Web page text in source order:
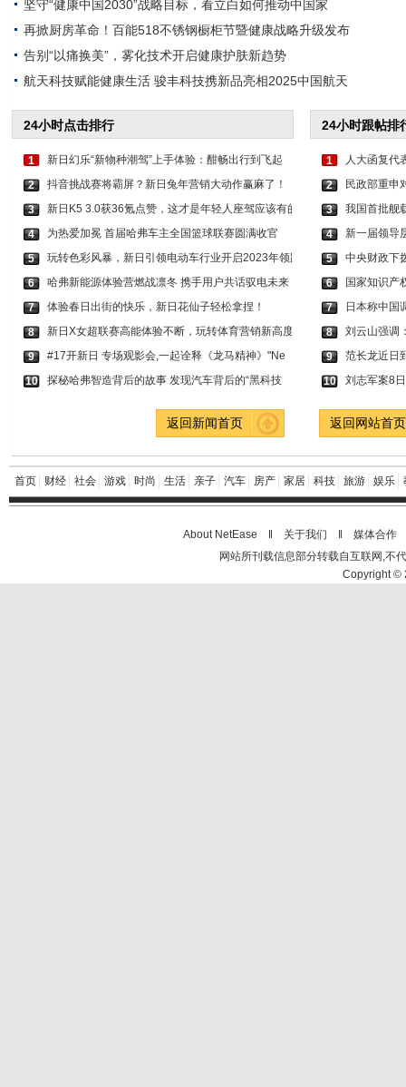
坚守“健康中国2030”战略目标，看立白如何推动中国家
再掀厨房革命！百能518不锈钢橱柜节暨健康战略升级发布
告别“以痛换美”，雾化技术开启健康护肤新趋势
航天科技赋能健康生活 骏丰科技携新品亮相2025中国航天
24小时点击排行
1
新日幻乐“新物种潮驾”上手体验：酣畅出行到飞起
2
抖音挑战赛将霸屏？新日兔年营销大动作赢麻了！
3
新日K5 3.0获36氪点赞，这才是年轻人座驾应该有的
4
为热爱加冕 首届哈弗车主全国篮球联赛圆满收官
5
玩转色彩风暴，新日引领电动车行业开启2023年领跑
6
哈弗新能源体验营燃战凛冬 携手用户共话驭电未来
7
体验春日出街的快乐，新日花仙子轻松拿捏！
8
新日X女超联赛高能体验不断，玩转体育营销新高度
9
#17开新日 专场观影会,一起诠释《龙马精神》"Ne
10
探秘哈弗智造背后的故事 发现汽车背后的“黑科技
24小时跟帖排
1
人大函复代
2
民政部重申
3
我国首批舰
4
新一届领导
5
中央财政下
6
国家知识产
7
日本称中国
8
刘云山强调
9
范长龙近日
10
刘志军案8
返回新闻首页 返回网站首页
首页 财经 社会 游戏 时尚 生活 亲子 汽车 房产 家居 科技 旅游 娱乐
About NetEase ‖ 关于我们 ‖媒体合作
网站所刊载信息部分转载自互联网,不
Copyright ©